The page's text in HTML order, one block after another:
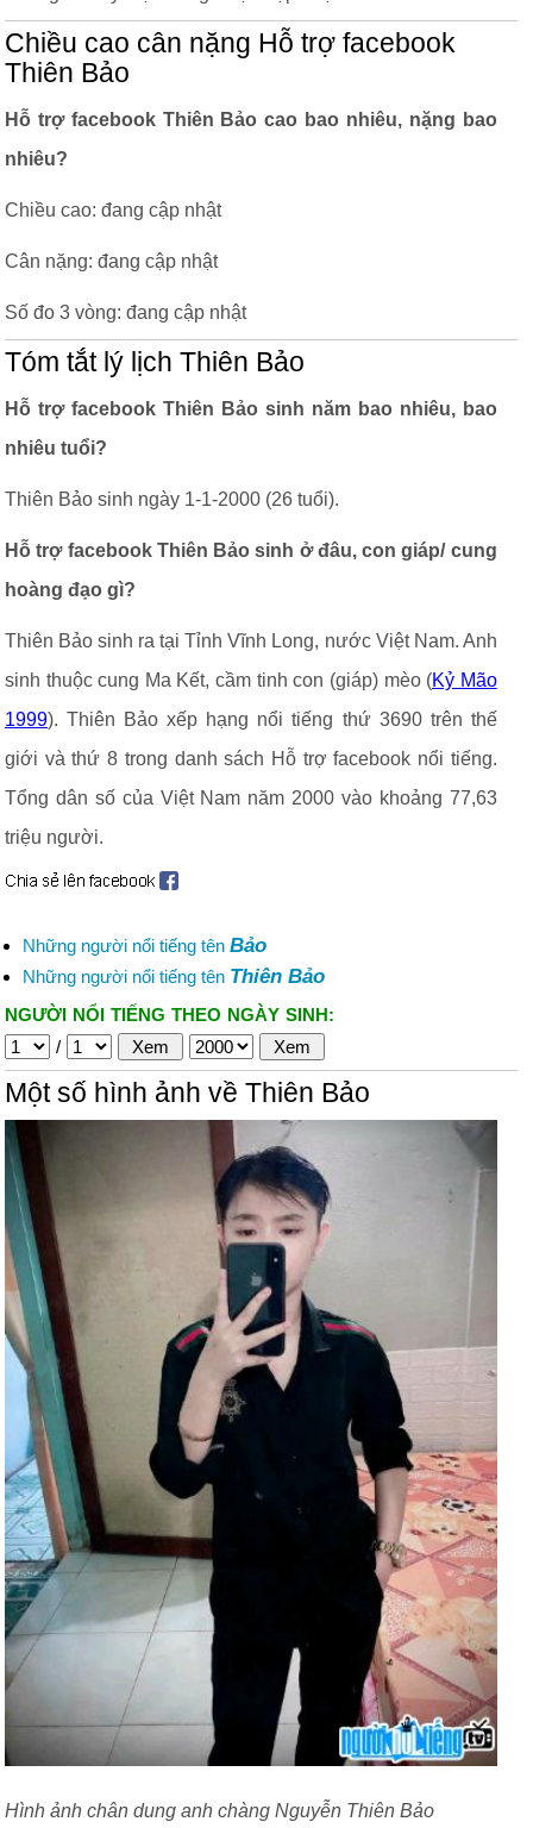
Chiều cao cân nặng Hỗ trợ facebook
Thiên Bảo
Hỗ trợ facebook Thiên Bảo cao bao nhiêu, nặng bao
nhiêu?
Chiều cao: đang cập nhật
Cân nặng: đang cập nhật
Số đo 3 vòng: đang cập nhật
Tóm tắt lý lịch Thiên Bảo
Hỗ trợ facebook Thiên Bảo sinh năm bao nhiêu, bao
nhiêu tuổi?
Thiên Bảo sinh ngày 1-1-2000 (26 tuổi).
Hỗ trợ facebook Thiên Bảo sinh ở đâu, con giáp/ cung
hoàng đạo gì?
Thiên Bảo sinh ra tại Tỉnh Vĩnh Long, nước Việt Nam. Anh
sinh thuộc cung Ma Kết, cầm tinh con (giáp) mèo (Kỷ Mão
1999). Thiên Bảo xếp hạng nổi tiếng thứ 3690 trên thế
giới và thứ 8 trong danh sách Hỗ trợ facebook nổi tiếng.
Tổng dân số của Việt Nam năm 2000 vào khoảng 77,63
triệu người.
Những người nổi tiếng tên Bảo
Những người nổi tiếng tên Thiên Bảo
NGƯỜI NỔI TIẾNG THEO NGÀY SINH:
/
Một số hình ảnh về Thiên Bảo
Hình ảnh chân dung anh chàng Nguyễn Thiên Bảo